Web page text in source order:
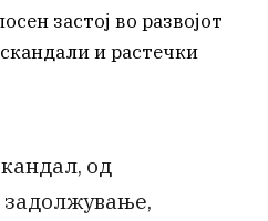
застој во развојот
и растечки
од